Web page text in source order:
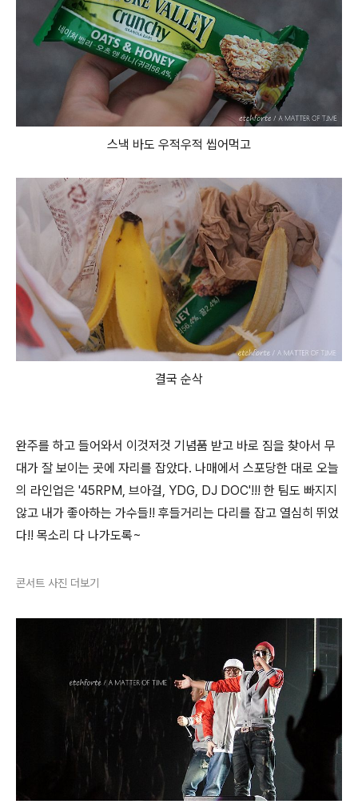
스낵 바도 우적우적 씹어먹고
결국 순삭
완주를 하고 들어와서 이것저것 기념품 받고 바로 짐을 찾아서 무
대가 잘 보이는 곳에 자리를 잡았다. 나매에서 스포당한 대로 오늘
의 라인업은 '45RPM, 브아걸, YDG, DJ DOC'!!! 한 팀도 빠지지
않고 내가 좋아하는 가수들!! 후들거리는 다리를 잡고 열심히 뛰었
다!! 목소리 다 나가도록~
콘서트 사진 더보기